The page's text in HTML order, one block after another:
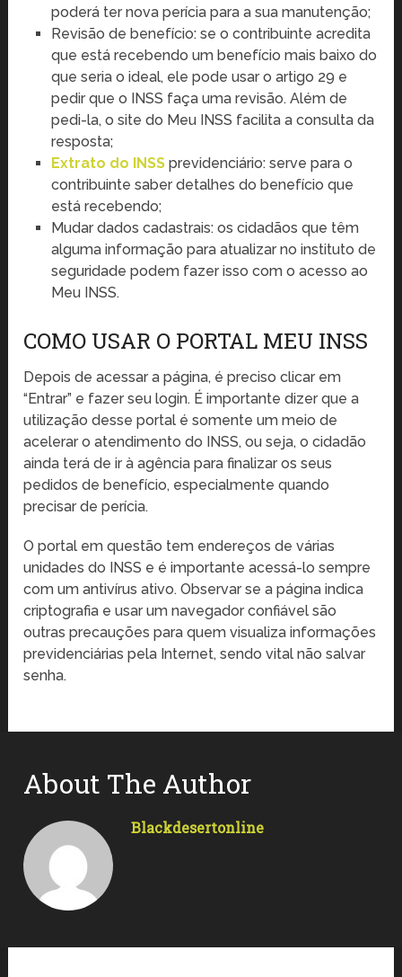
poderá ter nova perícia para a sua manutenção;
Revisão de benefício: se o contribuinte acredita
que está recebendo um benefício mais baixo do
que seria o ideal, ele pode usar o artigo 29 e
pedir que o INSS faça uma revisão. Além de
pedi-la, o site do Meu INSS facilita a consulta da
resposta;
Extrato do INSSprevidenciário: serve para o
contribuinte saber detalhes do benefício que
está recebendo;
Mudar dados cadastrais: os cidadãos que têm
alguma informação para atualizar no instituto de
seguridade podem fazer isso com o acesso ao
Meu INSS.
COMO USAR O PORTAL MEU INSS
Depois de acessar a página, é preciso clicar em
“Entrar” e fazer seu login. É importante dizer que a
utilização desse portal é somente um meio de
acelerar o atendimento do INSS, ou seja, o cidadão
ainda terá de ir à agência para finalizar os seus
pedidos de benefício, especialmente quando
precisar de perícia.
O portal em questão tem endereços de várias
unidades do INSS e é importante acessá-lo sempre
com um antivírus ativo. Observar se a página indica
criptografia e usar um navegador confiável são
outras precauções para quem visualiza informações
previdenciárias pela Internet, sendo vital não salvar
senha.
About The Author
Blackdesertonline